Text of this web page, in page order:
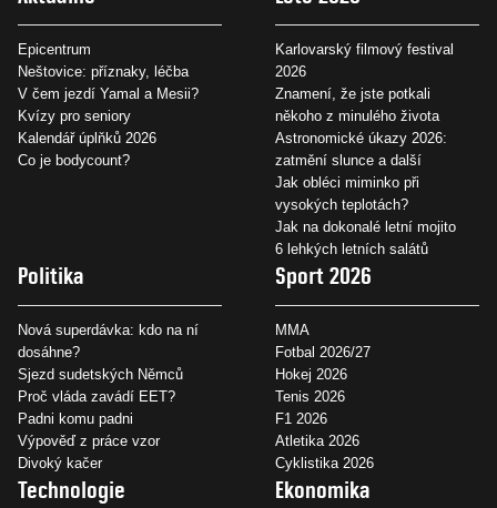
Epicentrum
Neštovice: příznaky, léčba
V čem jezdí Yamal a Mesii?
Kvízy pro seniory
Kalendář úplňků 2026
Co je bodycount?
Karlovarský filmový festival
2026
Znamení, že jste potkali
někoho z minulého života
Astronomické úkazy 2026:
zatmění slunce a další
Jak obléci miminko při
vysokých teplotách?
Jak na dokonalé letní mojito
6 lehkých letních salátů
Politika
Nová superdávka: kdo na ní
dosáhne?
Sjezd sudetských Němců
Proč vláda zavádí EET?
Padni komu padni
Výpověď z práce vzor
Divoký kačer
Sport 2026
MMA
Fotbal 2026/27
Hokej 2026
Tenis 2026
F1 2026
Atletika 2026
Cyklistika 2026
Technologie Ekonomika